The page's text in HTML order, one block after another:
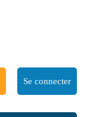
Se connecter